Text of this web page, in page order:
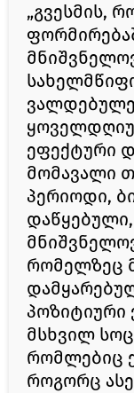
„გვესმის,
ეფექტური
მომავალი
პერიოდი,
რომელზეც
პოზიტიური
მსხვილ
რომლებიც
როგორც